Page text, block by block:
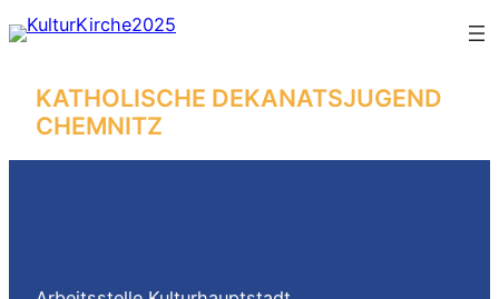
Zum
KATHOLISCHE DEKANATSJUGEND
CHEMNITZ